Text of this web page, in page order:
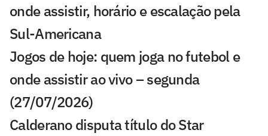
onde assistir, horário e escalação pela
Sul-Americana
Jogos de hoje: quem joga no futebol e
onde assistir ao vivo – segunda
(27/07/2026)
Calderano disputa título do Star